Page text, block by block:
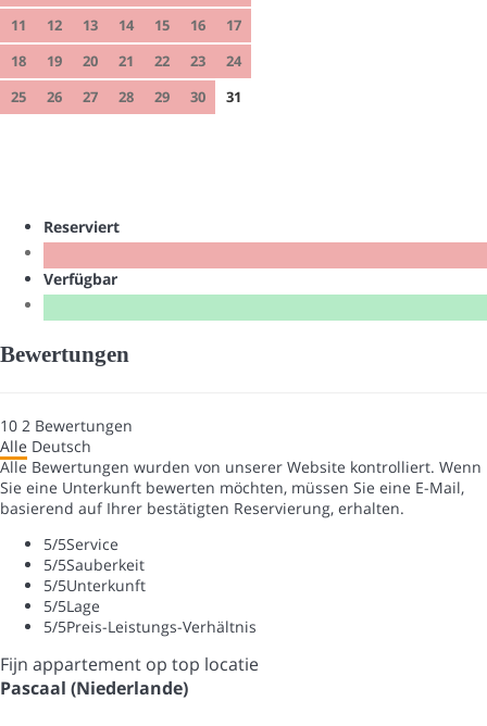
11
12 13 14 15 16
17
18
19 20 21 22 23
24
25
26 27 28 29 30 31
Reserviert
Verfügbar
Bewertungen
10 2 Bewertungen
Alle Deutsch
Alle Bewertungen wurden von unserer Website kontrolliert. Wenn
Sie eine Unterkunft bewerten möchten, müssen Sie eine E-Mail,
basierend auf Ihrer bestätigten Reservierung, erhalten.
5/5Service
5/5Sauberkeit
5/5Unterkunft
5/5Lage
5/5Preis-Leistungs-Verhältnis
Fijn appartement op top locatie
Pascaal (Niederlande)